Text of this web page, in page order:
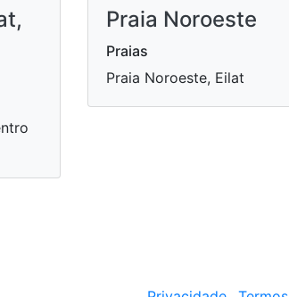
Praia Noroeste
Praias
Praia Noroeste, Eilat